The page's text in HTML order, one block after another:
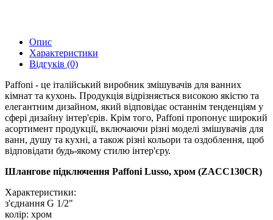
Опис
Характеристики
Відгуків (0)
Paffoni - це італійський виробник змішувачів для ванних
кімнат та кухонь. Продукція відрізняється високою якістю та
елегантним дизайном, який відповідає останнім тенденціям у
сфері дизайну інтер'єрів. Крім того, Paffoni пропонує широкий
асортимент продукції, включаючи різні моделі змішувачів для
ванн, душу та кухні, а також різні кольори та оздоблення, щоб
відповідати будь-якому стилю інтер'єру.
Шлангове підключення Paffoni Lusso, хром (ZACC130CR)
Характеристики:
з'єднання G 1/2"
колір: хром